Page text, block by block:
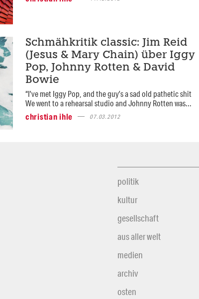
Schmähkritik classic: Jim Reid
(Jesus & Mary Chain) über Iggy
Pop, Johnny Rotten & David
Bowie
“I’ve met Iggy Pop, and the guy’s a sad old pathetic shit
We went to a rehearsal studio and Johnny Rotten was...
christian ihle
07.03.2012
politik
kultur
gesellschaft
aus aller welt
medien
archiv
osten